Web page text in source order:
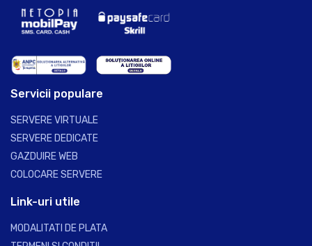
Servicii populare
SERVERE VIRTUALE
SERVERE DEDICATE
GAZDUIRE WEB
COLOCARE SERVERE
Link-uri utile
MODALITATI DE PLATA